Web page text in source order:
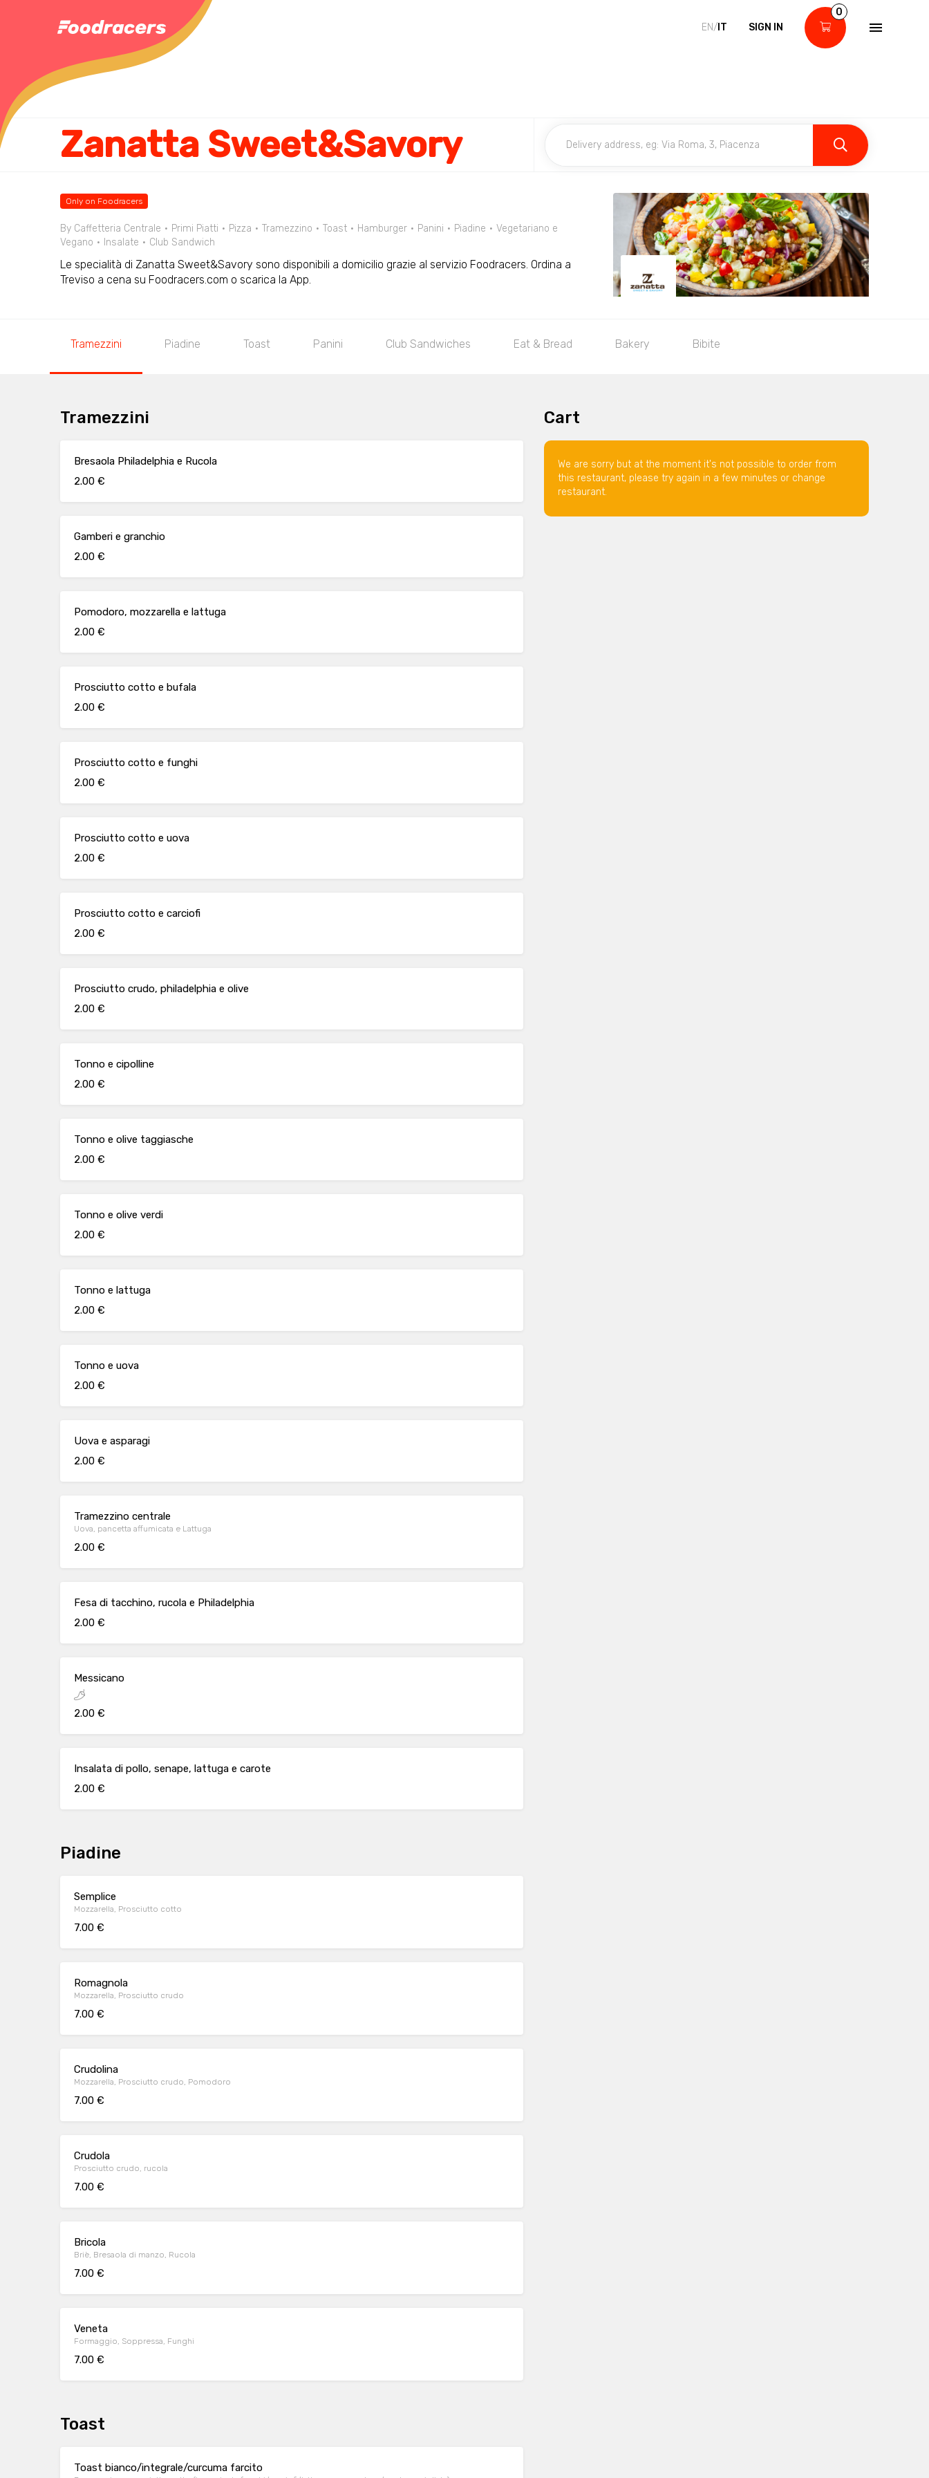
EN/ IT SIGN IN
0
Zanatta Sweet&Savory
Only on Foodracers
By Caffetteria Centrale Primi Piatti Pizza Tramezzino Toast Hamburger Panini Piadine
Vegetariano e
Vegano
Insalate Club Sandwich
Le specialità di Zanatta Sweet&Savory sono disponibili a domicilio grazie al servizio Foodracers. Ordina a
Treviso a cena su Foodracers.com o scarica la App.
Tramezzini Piadine Toast Panini Club Sandwiches Eat & Bread Bakery Bibite
Tramezzini
Bresaola Philadelphia e Rucola
2.00 €
Gamberi e granchio
2.00 €
Pomodoro, mozzarella e lattuga
2.00 €
Prosciutto cotto e bufala
2.00 €
Prosciutto cotto e funghi
2.00 €
Prosciutto cotto e uova
2.00 €
Prosciutto cotto e carciofi
2.00 €
Prosciutto crudo, philadelphia e olive
2.00 €
Tonno e cipolline
2.00 €
Tonno e olive taggiasche
2.00 €
Tonno e olive verdi
2.00 €
Tonno e lattuga
2.00 €
Tonno e uova
2.00 €
Uova e asparagi
2.00 €
Tramezzino centrale
Uova, pancetta affumicata e Lattuga
2.00 €
Fesa di tacchino, rucola e Philadelphia
2.00 €
Messicano
2.00 €
Insalata di pollo, senape, lattuga e carote
2.00 €
Piadine
Semplice
Mozzarella, Prosciutto cotto
7.00 €
Romagnola
Mozzarella, Prosciutto crudo
7.00 €
Crudolina
Mozzarella, Prosciutto crudo, Pomodoro
7.00 €
Crudola
Prosciutto crudo, rucola
7.00 €
Bricola
Briè, Bresaola di manzo, Rucola
7.00 €
Veneta
Formaggio, Soppressa, Funghi
7.00 €
Toast
Toast bianco/integrale/curcuma farcito
Cart
We are sorry but at the moment it's not possible to order from
this restaurant, please try again in a few minutes or change
restaurant.